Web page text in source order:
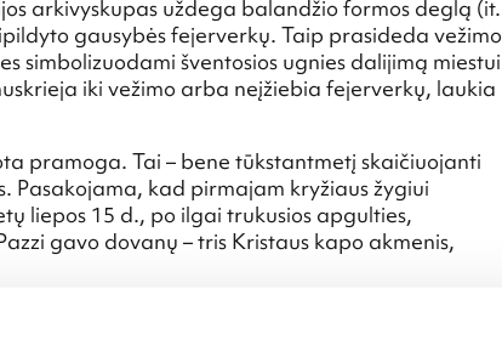
arkivyskupas uždega balandžio formos deglą (it.
gausybės fejerverkų. Taip prasideda vežimo
simbolizuodami šventosios ugnies dalijimą miestui
iki vežimo arba neįžiebia fejerverkų, laukia
pramoga. Tai – bene tūkstantmetį skaičiuojanti
Pasakojama, kad pirmajam kryžiaus žygiui
liepos 15 d., po ilgai trukusios apgulties,
gavo dovanų – tris Kristaus kapo akmenis,
šeštadienį imti naudoti kaip priemonė naujai